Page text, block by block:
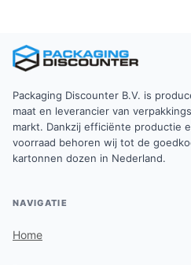
Packaging Discounter B.V. is
maat en leverancier van
markt. Dankzij efficiënte productie
voorraad behoren wij tot de
kartonnen dozen in Nederland.
NAVIGATIE
Home